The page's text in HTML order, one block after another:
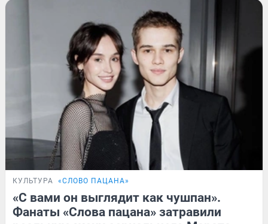
КУЛЬТУРА «СЛОВО ПАЦАНА»
«С вами он выглядит как чушпан».
Фанаты «Слова пацана» затравили